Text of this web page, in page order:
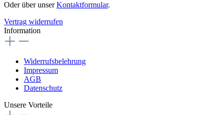
Oder über unserKontaktformular.
Vertrag widerrufen
Information
Widerrufsbelehrung
Impressum
AGB
Datenschutz
Unsere Vorteile